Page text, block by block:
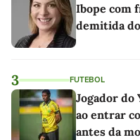
Ibope com
demitida
3 FUTEBOL
Jogador do
ao entrar
antes da